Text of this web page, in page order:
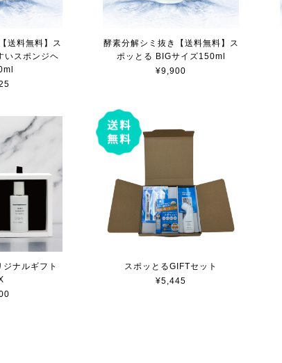
送料無料】ス
いスポンジヘ
酵素分解シミ抜き【送料無料】ス
ポッとる BIGサイズ150ml
¥9,900
ナルギフト
スポッとるGIFTセット
¥5,445